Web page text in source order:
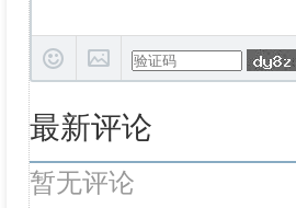
最新评论
暂无评论